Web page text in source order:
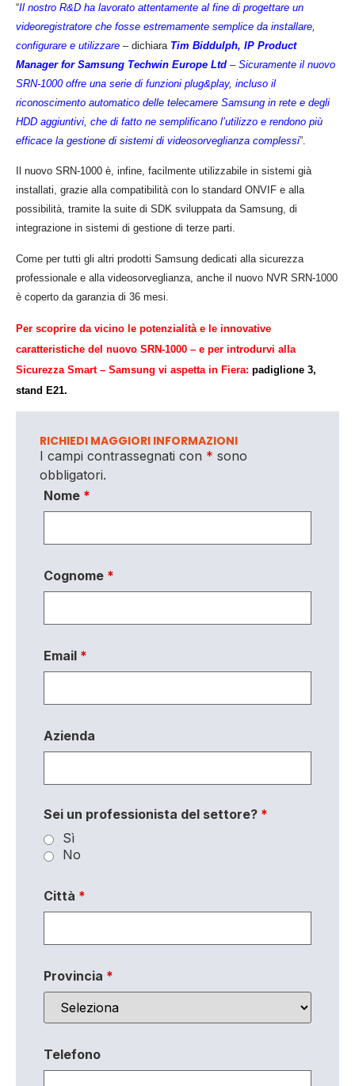
“Il nostro R&D ha lavorato attentamente al fine di progettare un
videoregistratore che fosse estremamente semplice da installare,
configurare e utilizzare –dichiara Tim Biddulph, IP Product
Manager for Samsung Techwin Europe Ltd – Sicuramente il nuovo
SRN-1000 offre una serie di funzioni plug&play, incluso il
riconoscimento automatico delle telecamere Samsung in rete e degli
HDD aggiuntivi, che di fatto ne semplificano l’utilizzo e rendono più
efficace la gestione di sistemi di videosorveglianza complessi”.
Il nuovo SRN-1000 è, infine, facilmente utilizzabile in sistemi già
installati, grazie alla compatibilitàcon lo standard ONVIF e alla
possibilità, tramite la suite di SDK sviluppata da Samsung, di
integrazione in sistemi di gestione di terze parti.
Come per tutti gli altri prodotti Samsung dedicati alla sicurezza
professionale e alla videosorveglianza, anche il nuovo NVR SRN-1000
è coperto da garanzia di 36 mesi.
Per scoprire da vicino le potenzialità e le innovative
caratteristiche del nuovo SRN-1000 – e per introdurvi alla
Sicurezza Smart– Samsung vi aspetta in Fiera: padiglione 3,
stand E21.
RICHIEDI MAGGIORI INFORMAZIONI
I campi contrassegnati con * sono
obbligatori.
Nome *
Cognome *
Email *
Azienda
Sei un professionista del settore? *
Sì
No
Città *
Provincia *
Telefono